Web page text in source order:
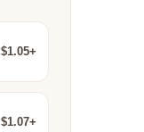
$1.05+
$1.07+